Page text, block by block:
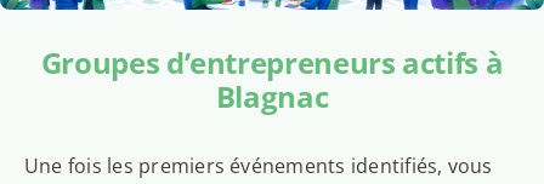
Groupes d’entrepreneurs actifs à
Blagnac
Une fois les premiers événements identifiés, vous